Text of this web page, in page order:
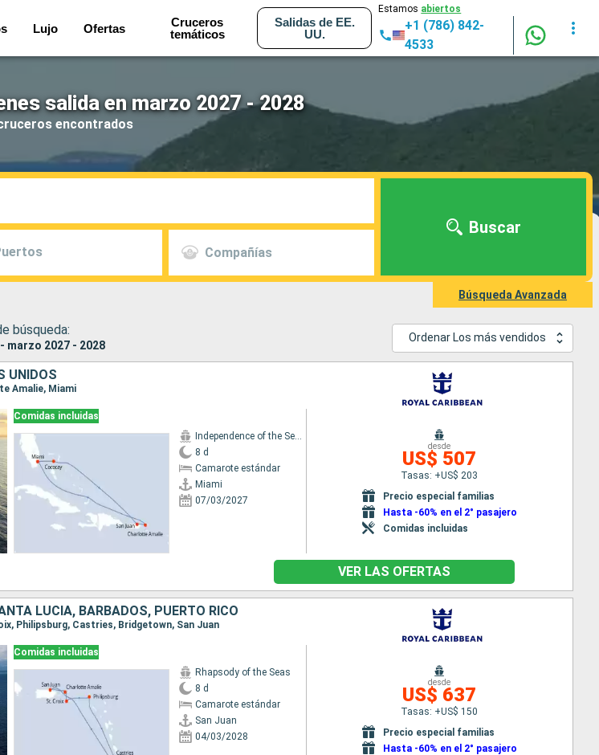
Lujo Ofertas
Cruceros
temáticos
Salidas de EE.
UU.
Estamos abiertos
+1 (786) 842-
4533
salida en marzo 2027 - 2028
encontrados
Compañías
Buscar
Búsqueda Avanzada
búsqueda:
marzo 2027 - 2028
Ordenar Los más vendidos
UNIDOS
Amalie, Miami
Comidas incluidas
Independence of the Seas
8 d
Camarote estándar
Miami
07/03/2027
desde
US$ 507
Tasas: +US$ 203
Precio especial familias
Hasta -60% en el 2° pasajero
Comidas incluidas
VER LAS OFERTAS
LUCIA, BARBADOS, PUERTO RICO
Philipsburg, Castries, Bridgetown, San Juan
Comidas incluidas
Rhapsody of the Seas
8 d
Camarote estándar
San Juan
04/03/2028
desde
US$ 637
Tasas: +US$ 150
Precio especial familias
Hasta -60% en el 2° pasajero